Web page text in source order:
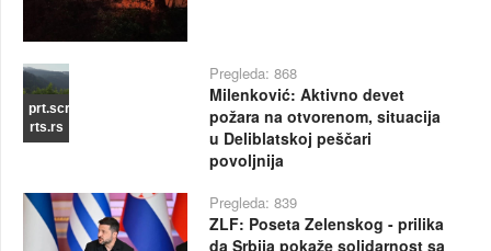
prt.scr
rts.rs
Pregleda: 868
Milenković: Aktivno devet
požara na otvorenom, situacija
u Deliblatskoj peščari
povoljnija
Pregleda: 839
ZLF: Poseta Zelenskog - prilika
da Srbija pokaže solidarnost sa